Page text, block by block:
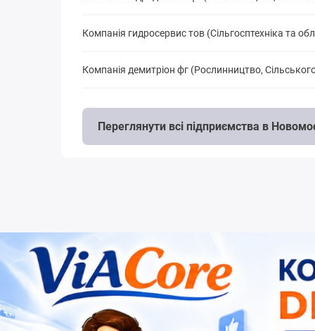
Компанія гидросервис тов (Сільгосптехніка та
Компанія демитріон фг (Рослинництво,
Переглянути всі підприємства в